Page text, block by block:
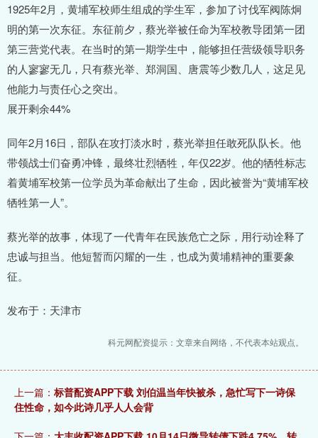
1925年2月，黄埔军校师生组成的学生军，参加了讨伐军阀陈炯
明的第一次东征。东征前夕，蔡光举被任命为军校教导团第一团
第三营党代表。在当时的第一期学生中，能够担任营级领导职务
的人寥寥无几，只有蔡光举、郑洞国、唐震等少数几人，这足见
他能力与责任心之突出。
展开剩余44%
同年2月16日，部队在攻打淡水时，蔡光举担任敢死队队长。他
带领战士们奋勇冲锋，最终壮烈牺牲，年仅22岁。他的牺牲标志
着黄埔军校第一位学员为革命献出了生命，因此被誉为“黄埔军校
牺牲第一人”。
蔡光举的故事，体现了一代青年在民族危亡之际，用行动诠释了
忠诚与担当。他短暂而闪耀的一生，也成为黄埔精神的重要象
征。
发布于：天津市
科元网配资提示：文章来自网络，不代表本站观点。
上一篇： 标普配资APP下载 刘伯温当年快被杀，急忙写下一诗保
住性命，如今此诗几乎人人会背